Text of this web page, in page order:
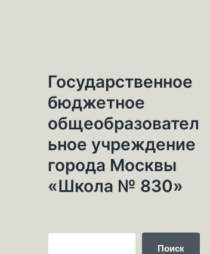
Государственное
бюджетное
общеобразовател
ьное учреждение
города Москвы
«Школа № 830»
Поиск